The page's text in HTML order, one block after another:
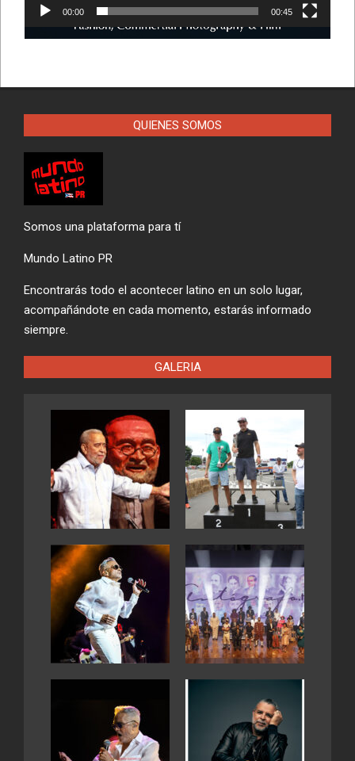
00:00 00:45
QUIENES SOMOS
Somos una plataforma para tí
Mundo Latino PR
Encontrarás todo el acontecer latino en un solo lugar,
acompañándote en cada momento, estarás informado
siempre.
GALERIA